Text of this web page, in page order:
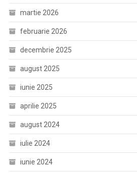
martie 2026
februarie 2026
decembrie 2025
august 2025
iunie 2025
aprilie 2025
august 2024
iulie 2024
iunie 2024